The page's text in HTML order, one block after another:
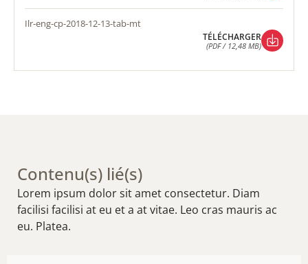
TÉLÉCHARGER
ilr-eng-cp-2018-12-13-tab-mt
TÉLÉCHARGER
(PDF / 12,48 MB)
Contenu(s) lié(s)
Lorem ipsum dolor sit amet consectetur. Diam
facilisi facilisi at eu et a at vitae. Leo cras mauris ac
eu. Platea.